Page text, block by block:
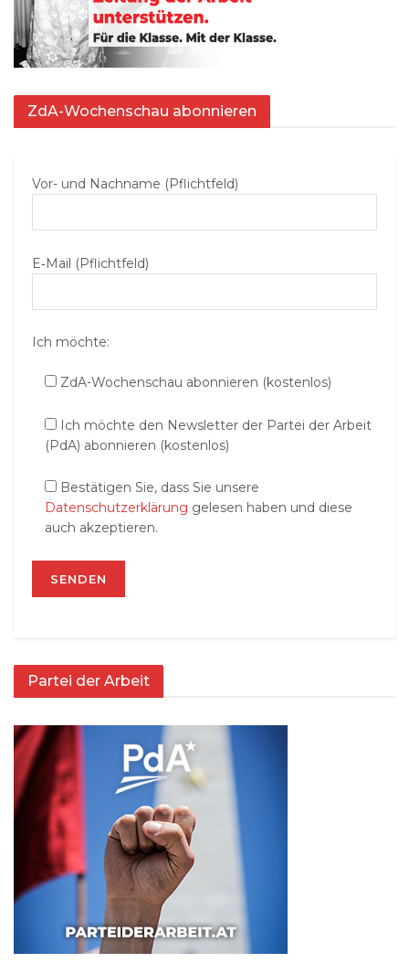
ZdA-Wochenschau abonnieren
Vor- und Nachname (Pflichtfeld)
E‑Mail (Pflichtfeld)
Ich möchte:
ZdA-Wochenschau abonnieren (kostenlos)
Ich möchte den Newsletter der Partei der Arbeit
(PdA) abonnieren (kostenlos)
Bestätigen Sie, dass Sie unsere
Datenschutzerklärung gelesen haben und diese
auch akzeptieren.
Partei der Arbeit